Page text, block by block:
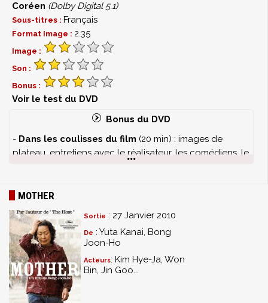
Coréen (Dolby Digital 5.1)
Sous-titres : Français
Format Image : 2.35
Image :
Son :
Bonus :
Voir le test du DVD
Bonus du DVD
- Dans les coulisses du film (20 min) : images de
plateau, entretiens avec le réalisateur, les comédiens, le
Rauger(18 min) : regard critique et analytique sur
Mother et sur les précédents films de BONG Joon-Ho
par Jean-François Rauger, critique de cinéma au journal
Le Monde et Directeur de la programmation de la
Cinémathèque française.
-Bande-annoncedu film
MOTHER
Sortie : 27 Janvier 2010
De : Yuta Kanai, Bong
Joon-Ho
Acteurs: Kim Hye-Ja, Won
Bin, Jin Goo...